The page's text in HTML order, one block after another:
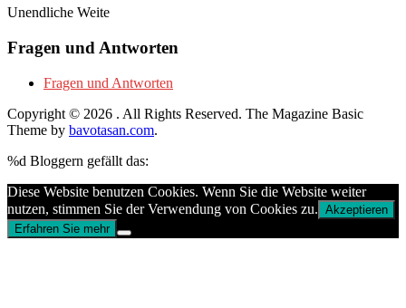
Unendliche Weite
Fragen und Antworten
Fragen und Antworten
Copyright © 2026 . All Rights Reserved. The Magazine Basic
Theme by bavotasan.com.
%d Bloggern gefällt das:
Diese Website benutzen Cookies. Wenn Sie die Website weiter
nutzen, stimmen Sie der Verwendung von Cookies zu. Akzeptieren
Erfahren Sie mehr